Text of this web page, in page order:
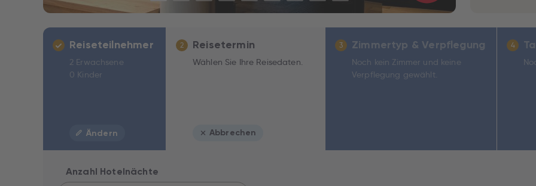
Reiseteilnehmer
2 Erwachsene
0 Kinder
Ändern
2 Reisetermin
Wählen Sie Ihre Reisedaten.
Abbrechen
Anzahl Hotelnächte
3 Zimmertyp & Verpflegung
Noch kein Zimmer und keine
Verpflegung gewählt.
4